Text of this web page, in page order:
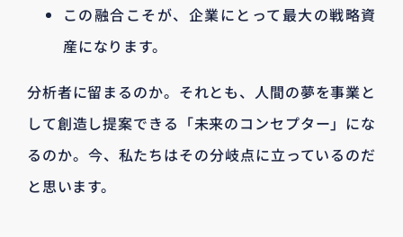
この融合こそが、企業にとって最大の戦略資
産になります。
分析者に留まるのか。それとも、人間の夢を事業と
して創造し提案できる「未来のコンセプター」にな
るのか。今、私たちはその分岐点に立っているのだ
と思います。